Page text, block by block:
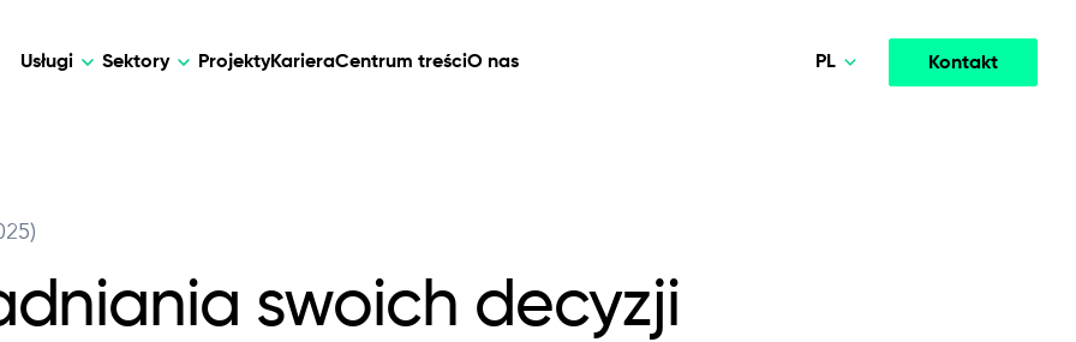
Usługi
Mobile Development
Webflow Development
Sektory
biznesowej.
ProjektyKarieraCentrum treściO nas Kontakt
PL
swoich decyzji